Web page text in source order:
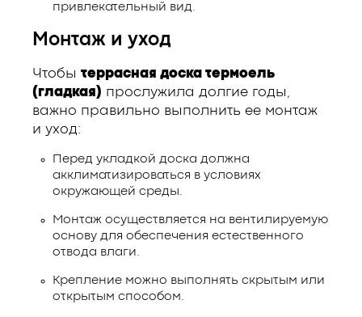
привлекательный вид.
Монтаж и уход
Чтобы террасная доска термоель
(гладкая) прослужила долгие годы,
важно правильно выполнить ее монтаж
и уход:
Перед укладкой доска должна
акклиматизироваться в условиях
окружающей среды.
Монтаж осуществляется на вентилируемую
основу для обеспечения естественного
отвода влаги.
Крепление можно выполнять скрытым или
открытым способом.